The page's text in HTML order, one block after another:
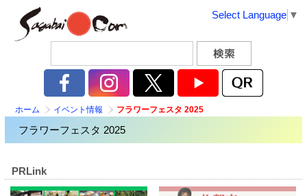
Select Language ▼
ホーム イベント情報 フラワーフェスタ 2025
フラワーフェスタ 2025
PRLink